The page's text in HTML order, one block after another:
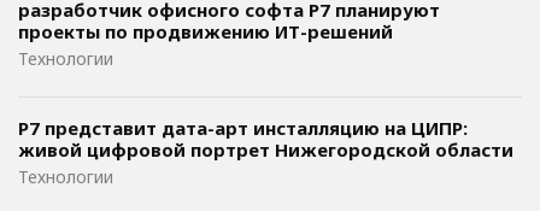
разработчик офисного софта P7 планируют
проекты по продвижению ИТ-решений
Технологии
Р7 представит дата-арт инсталляцию на ЦИПР:
живой цифровой портрет Нижегородской области
Технологии